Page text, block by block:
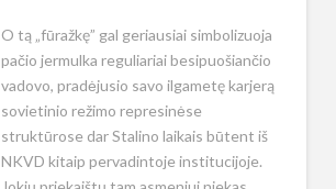
O tą „fūražkę” gal geriausiai simbolizuoja
pačio jermulka reguliariai besipuošiančio
vadovo, pradėjusio savo ilgametę karjerą
sovietinio režimo represinėse
struktūrose dar Stalino laikais būtent iš
NKVD kitaip pervadintoje institucijoje.